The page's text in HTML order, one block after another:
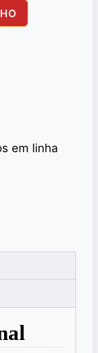
em linha